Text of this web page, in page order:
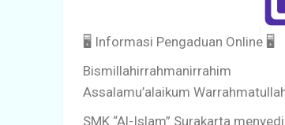
🖥️ Informasi Pengaduan Online 🖥️
Bismillahirrahmanirrahim
Assalamu’alaikum
SMK “Al-Islam” Surakarta